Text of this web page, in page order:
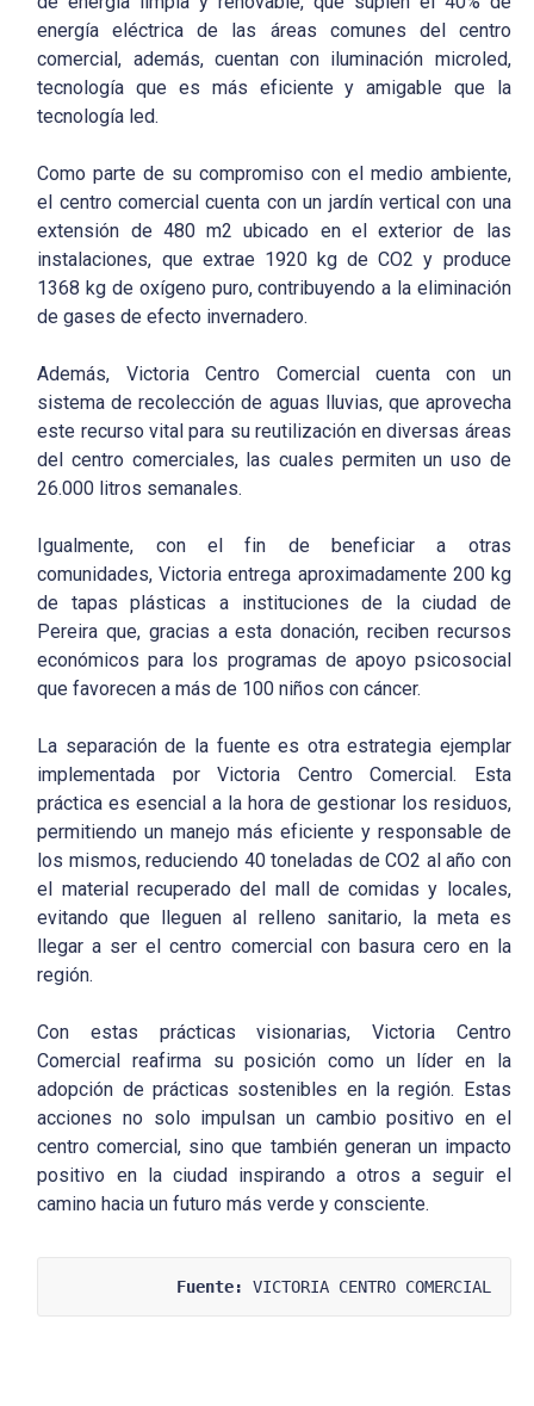
energía eléctrica de las áreas comunes del centro
comercial, además, cuentan con iluminación microled,
tecnología que es más eficiente y amigable que la
tecnología led.
Como parte de su compromiso con el medio ambiente,
el centro comercial cuenta con un jardín vertical con una
extensión de 480 m2 ubicado en el exterior de las
instalaciones, que extrae 1920 kg de CO2 y produce
1368 kg de oxígeno puro, contribuyendo a la eliminación
de gases de efecto invernadero.
Además, Victoria Centro Comercial cuenta con un
sistema de recolección de aguas lluvias, que aprovecha
este recurso vital para su reutilización en diversas áreas
del centro comerciales, las cuales permiten un uso de
26.000 litros semanales.
Igualmente, con el fin de beneficiar a otras
comunidades, Victoria entrega aproximadamente 200 kg
de tapas plásticas a instituciones de la ciudad de
Pereira que, gracias a esta donación, reciben recursos
económicos para los programas de apoyo psicosocial
que favorecen a más de 100 niños con cáncer.
La separación de la fuente es otra estrategia ejemplar
implementada por Victoria Centro Comercial. Esta
práctica es esencial a la hora de gestionar los residuos,
permitiendo un manejo más eficiente y responsable de
los mismos, reduciendo 40 toneladas de CO2 al año con
el material recuperado del mall de comidas y locales,
evitando que lleguen al relleno sanitario, la meta es
llegar a ser el centro comercial con basura cero en la
región.
Con estas prácticas visionarias, Victoria Centro
Comercial reafirma su posición como un líder en la
adopción de prácticas sostenibles en la región. Estas
acciones no solo impulsan un cambio positivo en el
centro comercial, sino que también generan un impacto
positivo en la ciudad inspirando a otros a seguir el
camino hacia un futuro más verde y consciente.
Fuente: VICTORIA CENTRO COMERCIAL